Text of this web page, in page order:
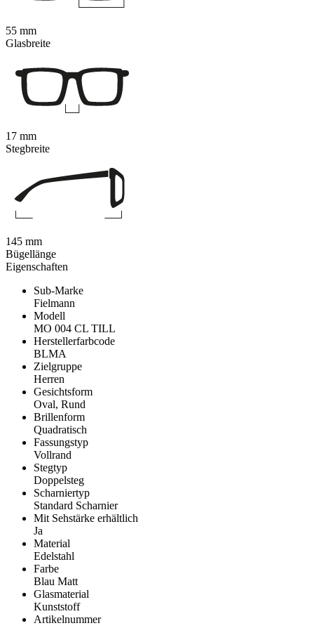
Eigenschaften
Sub-Marke
Fielmann
Modell
MO 004 CL TILL
Herstellerfarbcode
BLMA
Zielgruppe
Herren
Gesichtsform
Oval, Rund
Brillenform
Quadratisch
Fassungstyp
Vollrand
Stegtyp
Doppelsteg
Scharniertyp
Standard Scharnier
Mit Sehstärke erhältlich
Ja
Material
Edelstahl
Farbe
Blau Matt
Glasmaterial
Kunststoff
Artikelnummer
55 mm
Glasbreite
17 mm
Stegbreite
145 mm
Bügellänge